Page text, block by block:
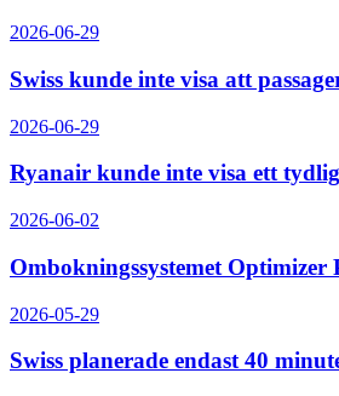
2026-06-29
Swiss kunde inte visa att
2026-06-29
Ryanair kunde inte visa ett
2026-06-02
Ombokningssystemet
2026-05-29
Swiss planerade endast 40